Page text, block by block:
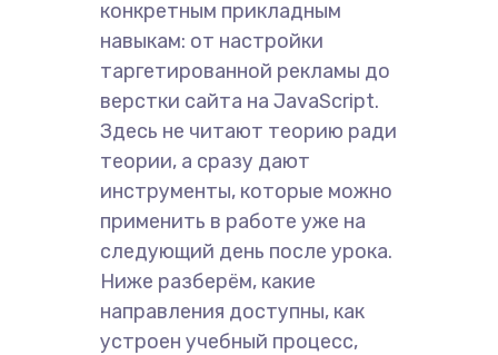
конкретным прикладным
навыкам: от настройки
таргетированной рекламы до
верстки сайта на JavaScript.
Здесь не читают теорию ради
теории, а сразу дают
инструменты, которые можно
применить в работе уже на
следующий день после урока.
Ниже разберём, какие
направления доступны, как
устроен учебный процесс,